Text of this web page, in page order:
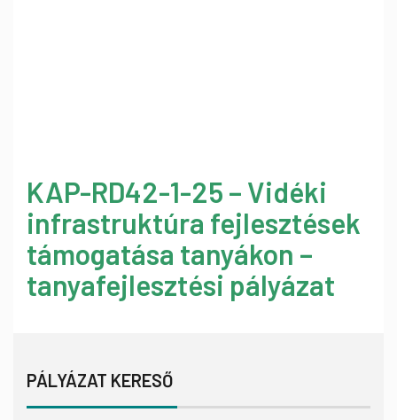
KAP-RD42-1-25 – Vidéki
infrastruktúra fejlesztések
támogatása tanyákon –
tanyafejlesztési pályázat
PÁLYÁZAT KERESŐ